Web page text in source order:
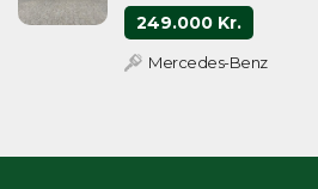
249.000 Kr.
Mercedes-Benz